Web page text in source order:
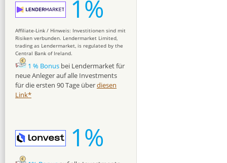
1%
Affiliate-Link / Hinweis: Investitionen sind mit
Risiken verbunden. Lendermarket Limited,
trading as Lendermarket, is regulated by the
Central Bank of Ireland.
1 % Bonus bei Lendermarket für
neue Anleger auf alle Investments
für die ersten 90 Tage überdiesen
Link*
1%